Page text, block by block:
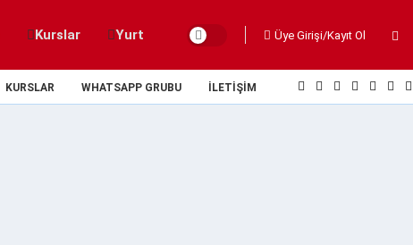
Kurslar Yurt Üye Girişi/Kayıt Ol
KURSLAR WHATSAPP GRUBU İLETIŞIM